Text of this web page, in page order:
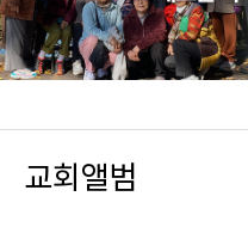
교회앨범